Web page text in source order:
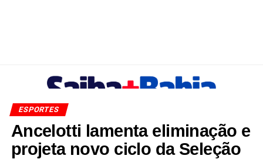
ESPORTES
Ancelotti lamenta eliminação e
projeta novo ciclo da Seleção